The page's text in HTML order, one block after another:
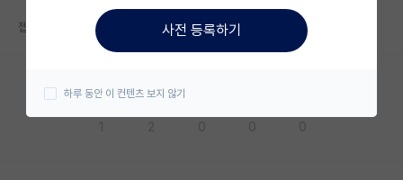
미국 대학원 합격 후기 게시판
대학원생 모집 게시판
연구실(PI) 홍보 게시판
젭알 사전 등록하기
하루 동안 이 컨텐츠 보지 않기